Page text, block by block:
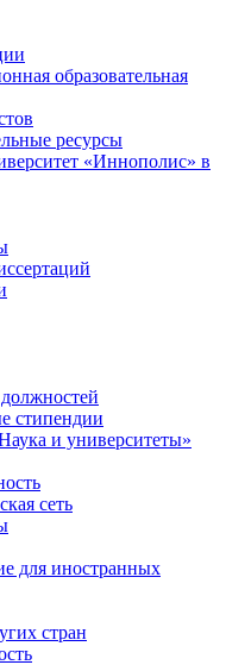
образовательная
ресурсы
«Иннополис» в
стипендии
и университеты»
сеть
для иностранных
стран